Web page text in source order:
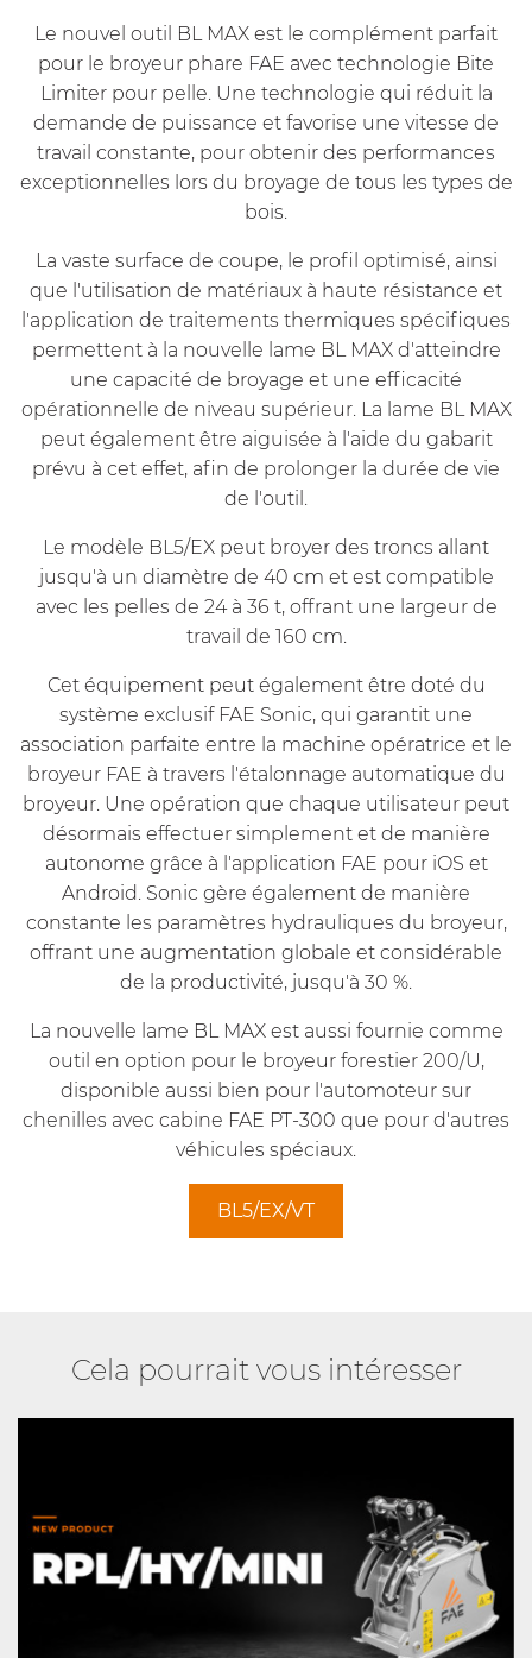
Le nouvel outil BL MAX est le complément parfait
pour le broyeur phare FAE avec technologie Bite
Limiter pour pelle. Une technologie qui réduit la
demande de puissance et favorise une vitesse de
travail constante, pour obtenir des performances
exceptionnelles lors du broyage de tous les types de
bois.
La vaste surface de coupe, le profil optimisé, ainsi
que l'utilisation de matériaux à haute résistance et
l'application de traitements thermiques spécifiques
permettent à la nouvelle lame BL MAX d'atteindre
une capacité de broyage et une efficacité
opérationnelle de niveau supérieur. La lame BL MAX
peut également être aiguisée à l'aide du gabarit
prévu à cet effet, afin de prolonger la durée de vie
de l'outil.
Le modèle BL5/EX peut broyer des troncs allant
jusqu'à un diamètre de 40 cm et est compatible
avec les pelles de 24 à 36 t, offrant une largeur de
travail de 160 cm.
Cet équipement peut également être doté du
système exclusif FAE Sonic, qui garantit une
association parfaite entre la machine opératrice et le
broyeur FAE à travers l'étalonnage automatique du
broyeur. Une opération que chaque utilisateur peut
désormais effectuer simplement et de manière
autonome grâce à l'application FAE pour iOS et
Android. Sonic gère également de manière
constante les paramètres hydrauliques du broyeur,
offrant une augmentation globale et considérable
de la productivité, jusqu'à 30 %.
La nouvelle lame BL MAX est aussi fournie comme
outil en option pour le broyeur forestier 200/U,
disponible aussi bien pour l'automoteur sur
chenilles avec cabine FAE PT-300 que pour d'autres
véhicules spéciaux.
BL5/EX/VT
Cela pourrait vous intéresser